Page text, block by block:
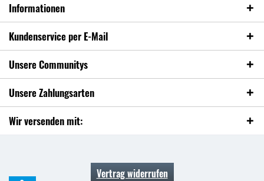
Informationen
Kundenservice per E-Mail
Unsere Communitys
Unsere Zahlungsarten
Wir versenden mit:
Vertrag widerrufen